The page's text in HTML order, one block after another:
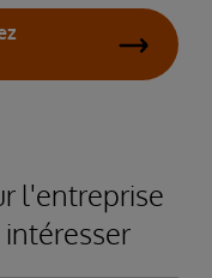
l'entreprise